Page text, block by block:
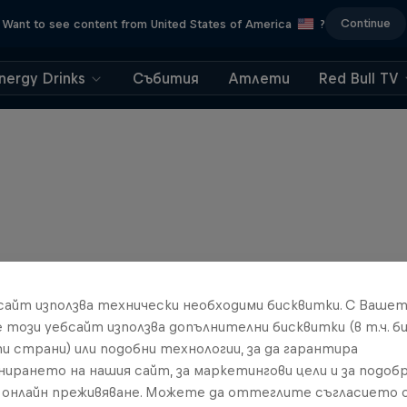
Want to see content from United States of America ? Continue
Drinks Събития Атлети Red Bull TV
използва технически необходими бисквитки. С
този уебсайт използва допълнителни бисквитки (в т.ч.
страни) или подобни технологии, за да гарантира
на нашия сайт, за маркетингови цели и за
преживяване. Можете да оттеглите съгласието